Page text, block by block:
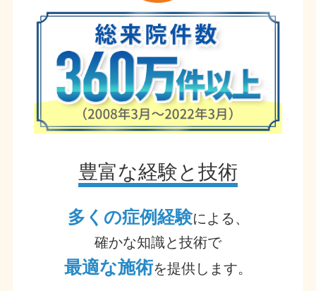
豊富な経験と技術
多くの症例経験による、
確かな知識と技術で
最適な施術を提供します。